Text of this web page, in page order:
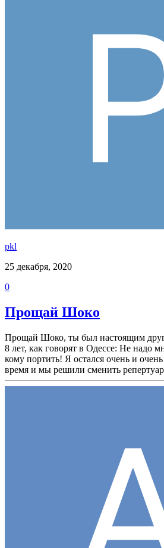
pkl
25 декабря, 2020
0
Прощай Шоко
Прощай Шоко, ты был настоящим
8 лет, как говорят в Одессе: Не надо
кому портить! Я остался очень и
время и мы решили сменить